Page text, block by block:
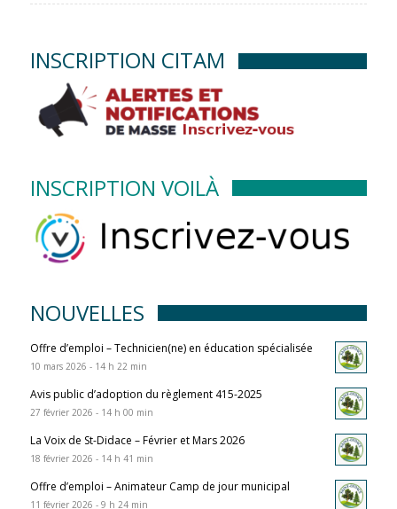
INSCRIPTION CITAM
INSCRIPTION VOILÀ
NOUVELLES
Offre d’emploi – Technicien(ne) en éducation spécialisée
10 mars 2026 - 14 h 22 min
Avis public d’adoption du règlement 415-2025
27 février 2026 - 14 h 00 min
La Voix de St-Didace – Février et Mars 2026
18 février 2026 - 14 h 41 min
Offre d’emploi – Animateur Camp de jour municipal
11 février 2026 - 9 h 24 min